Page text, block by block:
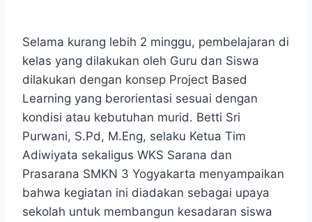
Selama kurang lebih 2 minggu, pembelajaran di
kelas yang dilakukan oleh Guru dan Siswa
dilakukan dengan konsep Project Based
Learning yang berorientasi sesuai dengan
kondisi atau kebutuhan murid. Betti Sri
Purwani, S.Pd, M.Eng, selaku Ketua Tim
Adiwiyata sekaligus WKS Sarana dan
Prasarana SMKN 3 Yogyakarta menyampaikan
bahwa kegiatan ini diadakan sebagai upaya
sekolah untuk membangun kesadaran siswa